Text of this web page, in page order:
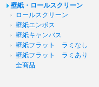
壁紙・ロールスクリーン
ロールスクリーン
壁紙エンボス
壁紙キャンバス
壁紙フラット ラミなし
壁紙フラット ラミあり
全商品